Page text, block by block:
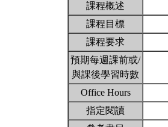
課程概述
課程目標
課程要求
預期每週課前或/
與課後學習時數
Office Hours
指定閱讀